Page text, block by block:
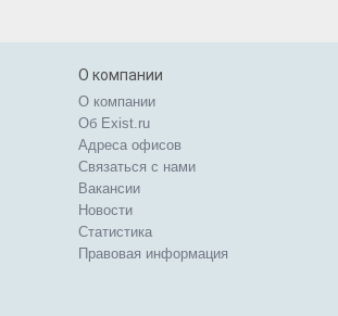
О компании
О компании
Об Exist.ru
Адреса офисов
Связаться с нами
Вакансии
Новости
Статистика
Правовая информация